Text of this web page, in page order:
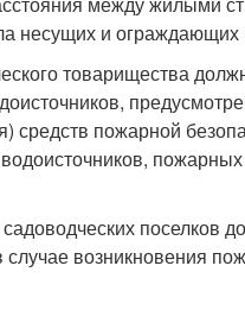
несущих и ограждающих
товарищества
средств пожарной
водоисточников,
поселков
возникновения